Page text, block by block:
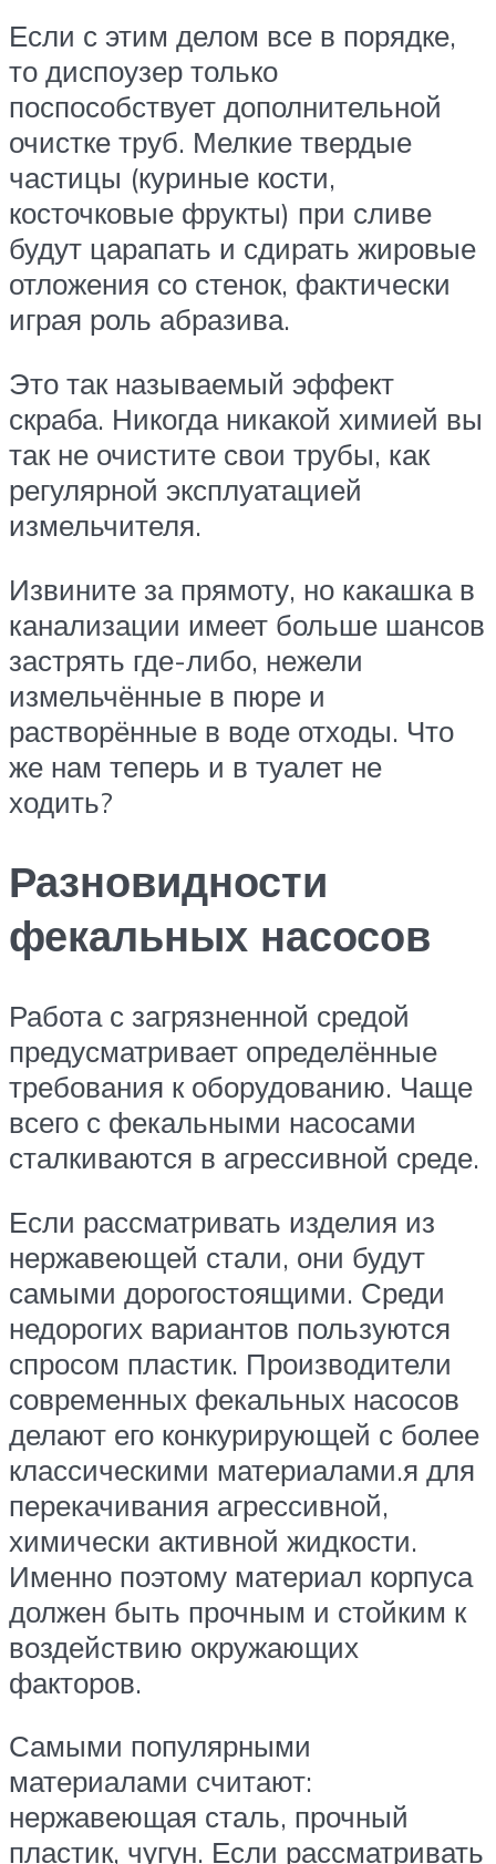
Если с этим делом все в порядке,
то диспоузер только
поспособствует дополнительной
очистке труб. Мелкие твердые
частицы (куриные кости,
косточковые фрукты) при сливе
будут царапать и сдирать жировые
отложения со стенок, фактически
играя роль абразива.
Это так называемый эффект
скраба. Никогда никакой химией вы
так не очистите свои трубы, как
регулярной эксплуатацией
измельчителя.
Извините за прямоту, но какашка в
канализации имеет больше шансов
застрять где-либо, нежели
измельчённые в пюре и
растворённые в воде отходы. Что
же нам теперь и в туалет не
ходить?
Разновидности
фекальных насосов
Работа с загрязненной средой
предусматривает определённые
требования к оборудованию. Чаще
всего с фекальными насосами
сталкиваются в агрессивной среде.
Если рассматривать изделия из
нержавеющей стали, они будут
самыми дорогостоящими. Среди
недорогих вариантов пользуются
спросом пластик. Производители
современных фекальных насосов
делают его конкурирующей с более
классическими материалами.я для
перекачивания агрессивной,
химически активной жидкости.
Именно поэтому материал корпуса
должен быть прочным и стойким к
воздействию окружающих
факторов.
Самыми популярными
материалами считают:
нержавеющая сталь, прочный
пластик, чугун. Если рассматривать